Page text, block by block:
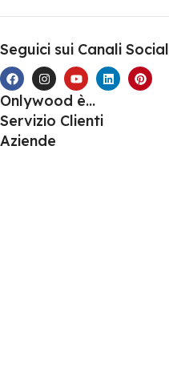
Seguici sui Canali Social
Onlywood è...
Servizio Clienti
Aziende